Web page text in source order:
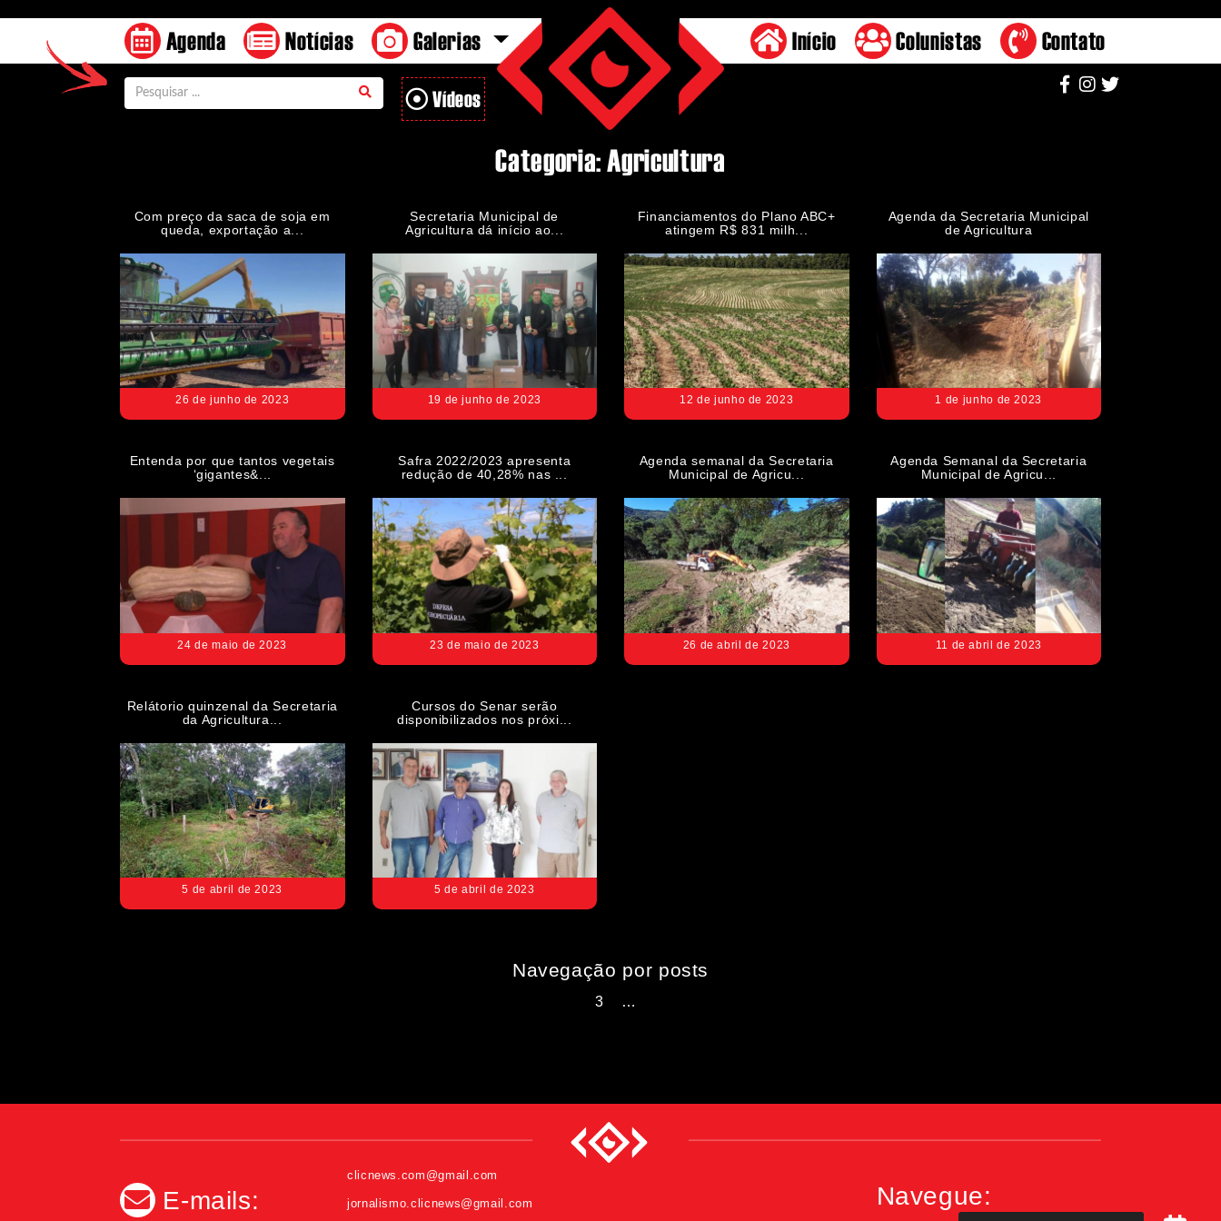
Agenda Notícias Galerias
Vídeos
Início Colunistas Contato
Categoria: Agricultura
Com preço da saca de soja em
queda, exportação a...
26 de junho de 2023
Secretaria Municipal de
Agricultura dá início ao...
19 de junho de 2023
Financiamentos do Plano ABC+
atingem R$ 831 milh...
12 de junho de 2023
Agenda da Secretaria Municipal
de Agricultura
1 de junho de 2023
Entenda por que tantos vegetais
‘gigantes&...
24 de maio de 2023
Safra 2022/2023 apresenta
redução de 40,28% nas ...
23 de maio de 2023
Agenda semanal da Secretaria
Municipal de Agricu...
26 de abril de 2023
Agenda Semanal da Secretaria
Municipal de Agricu...
11 de abril de 2023
Relátorio quinzenal da Secretaria
da Agricultura...
5 de abril de 2023
Cursos do Senar serão
disponibilizados nos próxi...
5 de abril de 2023
Navegação por posts
3 …
E-mails:
clicnews.com@gmail.com
jornalismo.clicnews@gmail.com Navegue: